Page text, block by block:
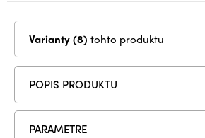
Varianty (8) tohto produktu
POPIS PRODUKTU
PARAMETRE